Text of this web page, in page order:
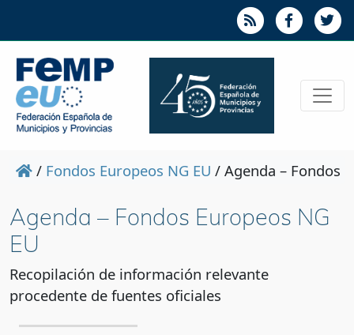
/ Fondos Europeos NG EU / Agenda – Fondos
Agenda – Fondos Europeos NG
EU
Recopilación de información relevante
procedente de fuentes oficiales